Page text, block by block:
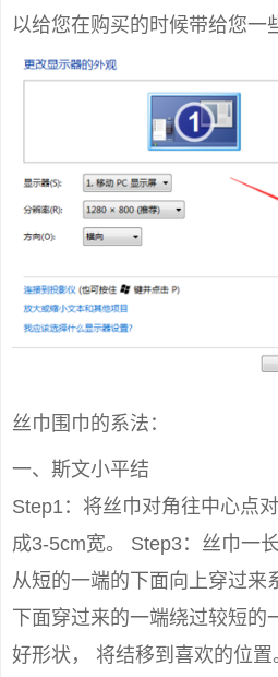
以给您在购买的时候带给您一
丝巾围巾的系法：
一、斯文小平结
Step1：将丝巾对角往中心点
成3-5cm宽。 Step3：丝巾一
从短的一端的下面向上穿过来
下面穿过来的一端绕过较短
好形状， 将结移到喜欢的位